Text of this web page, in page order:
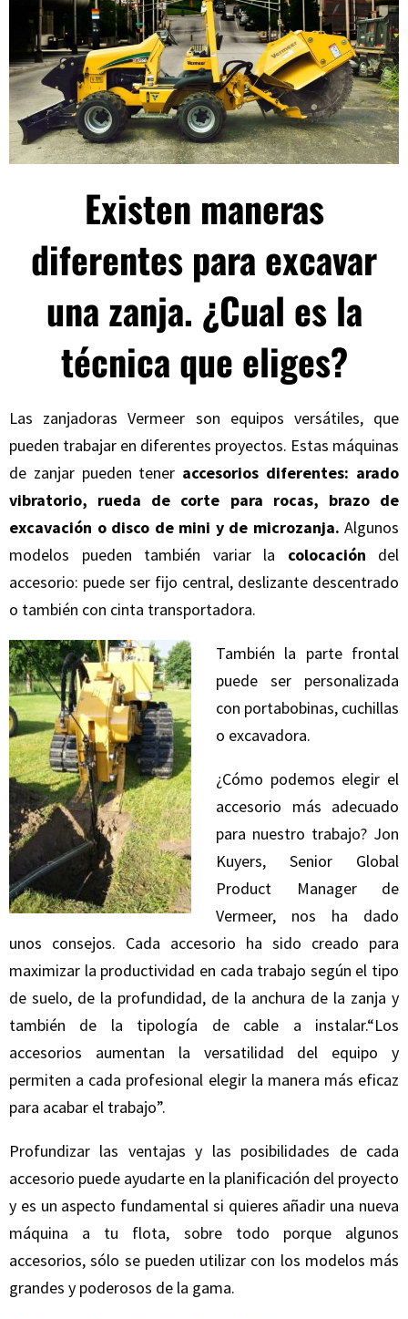
Existen maneras
diferentes para excavar
una zanja. ¿Cual es la
técnica que eliges?
Las zanjadoras Vermeer son equipos versátiles, que
pueden trabajar en diferentes proyectos. Estas máquinas
de zanjar pueden tener accesorios diferentes: arado
vibratorio, rueda de corte para rocas, brazo de
excavación o disco de mini y de microzanja. Algunos
modelos pueden también variar la colocación del
accesorio: puede ser fijo central, deslizante descentrado
o también con cinta transportadora.
También la parte frontal
puede ser personalizada
con portabobinas, cuchillas
o excavadora.
¿Cómo podemos elegir el
accesorio más adecuado
para nuestro trabajo? Jon
Kuyers, Senior Global
Product Manager de
Vermeer, nos ha dado
unos consejos. Cada accesorio ha sido creado para
maximizar la productividad en cada trabajo según el tipo
de suelo, de la profundidad, de la anchura de la zanja y
también de la tipología de cable a instalar.“Los
accesorios aumentan la versatilidad del equipo y
permiten a cada profesional elegir la manera más eficaz
para acabar el trabajo”.
Profundizar las ventajas y las posibilidades de cada
accesorio puede ayudarte en la planificación del proyecto
y es un aspecto fundamental si quieres añadir una nueva
máquina a tu flota, sobre todo porque algunos
accesorios, sólo se pueden utilizar con los modelos más
grandes y poderosos de la gama.